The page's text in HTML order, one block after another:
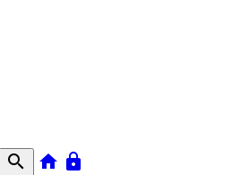
search home lock